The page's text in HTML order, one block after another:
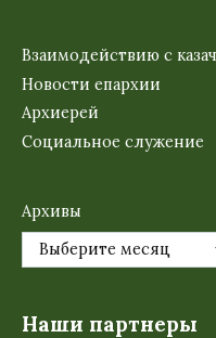
Взаимодействию с
Новости епархии
Архиерей
Социальное служение
Архивы
Наши партнеры